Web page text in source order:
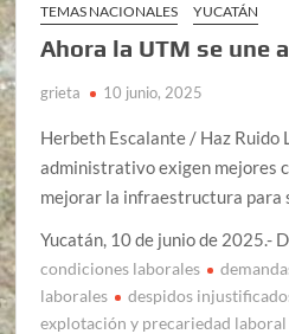
TEMAS NACIONALES
YUCATÁN
Ahora la UTM se une
grieta 10 junio, 2025
Herbeth Escalante / Haz Ruido
administrativo exigen mejores
mejorar la infraestructura para
Yucatán, 10 de junio de 2025.-
condiciones laborales
laborales
despidos
explotación y precariedad laboral